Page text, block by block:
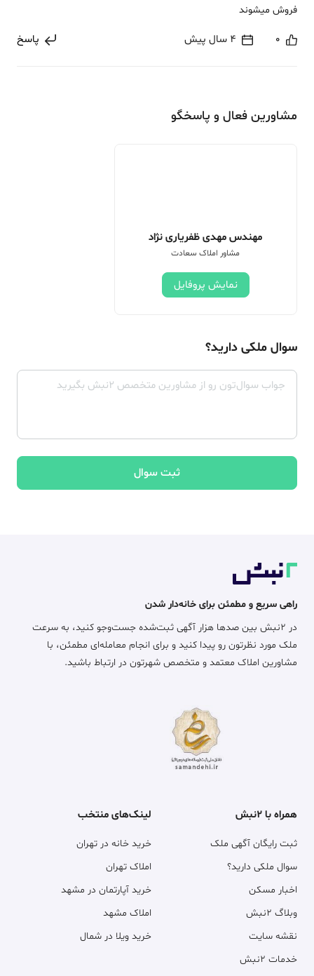
فروش میشوند
0 4 سال پیش پاسخ
مشاورین فعال و پاسخگو
مهندس مهدی ظفریاری نژاد
مشاور املاک سعادت
نمایش پروفایل
سوال ملکی دارید؟
ثبت سوال
راهی سریع و مطمئن برای خانه‌دار شدن
در ۲نبش بین صدها هزار آگهی ثبت‌شده جست‌وجو کنید، به سرعت
ملک مورد نظرتون رو پیدا کنید و برای انجام معامله‌ای مطمئن، با
مشاورین املاک معتمد و متخصص شهرتون در ارتباط باشید.
همراه با ۲نبش
ثبت رایگان آگهی ملک
سوال ملکی دارید؟
اخبار مسکن
وبلاگ ۲نبش
نقشه سایت
خدمات ۲نبش
لینک‌های منتخب
خرید خانه در تهران
املاک تهران
خرید آپارتمان در مشهد
املاک مشهد
خرید ویلا در شمال